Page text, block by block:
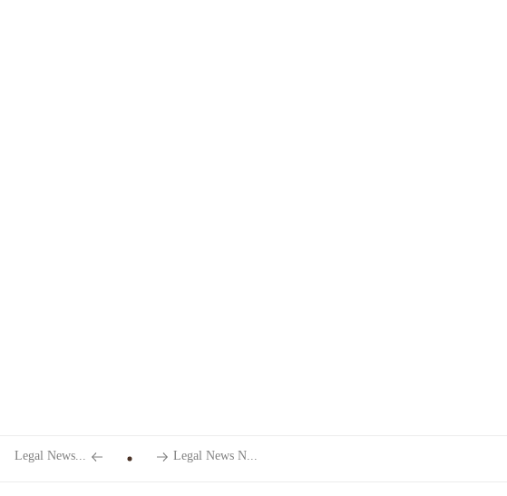
Legal News... Legal News N...